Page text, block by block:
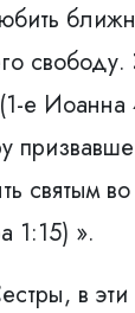
свободу.
е Иоанна
святым
1:15) ».
в